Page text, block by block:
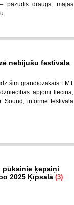
pazudis draugs, mājās
nebijušu festivāla
šim grandiozākais LMT
apjomi liecina,
Sound, informē festivāla
pūkainie ķepaiņi
2025 Ķīpsalā (3)